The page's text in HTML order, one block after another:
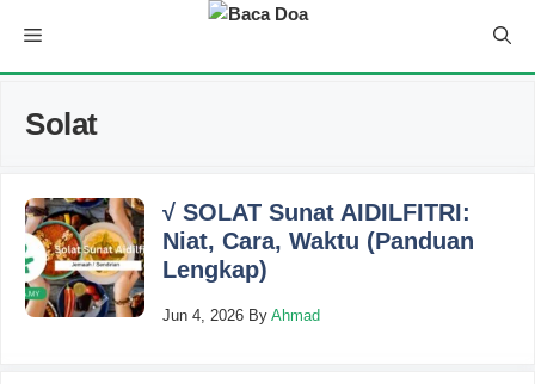
content
Menu
Solat
√ SOLAT Sunat AIDILFITRI:
Niat, Cara, Waktu (Panduan
Lengkap)
Jun 4, 2026 By Ahmad